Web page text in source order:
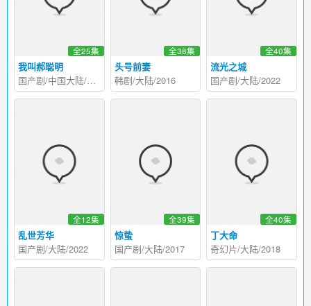
我叫郝聪明
全25集
国产剧/中国大陆/2013
头号前妻
全38集
韩剧/大陆/2016
流光之城
全40集
国产剧/大陆/2022
乱世芳华
全12集
国产剧/大陆/2022
惊蛰
全39集
国产剧/大陆/2017
丁大命
全40集
奇幻片/大陆/2018